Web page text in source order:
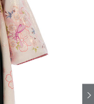
ループの
はこちら